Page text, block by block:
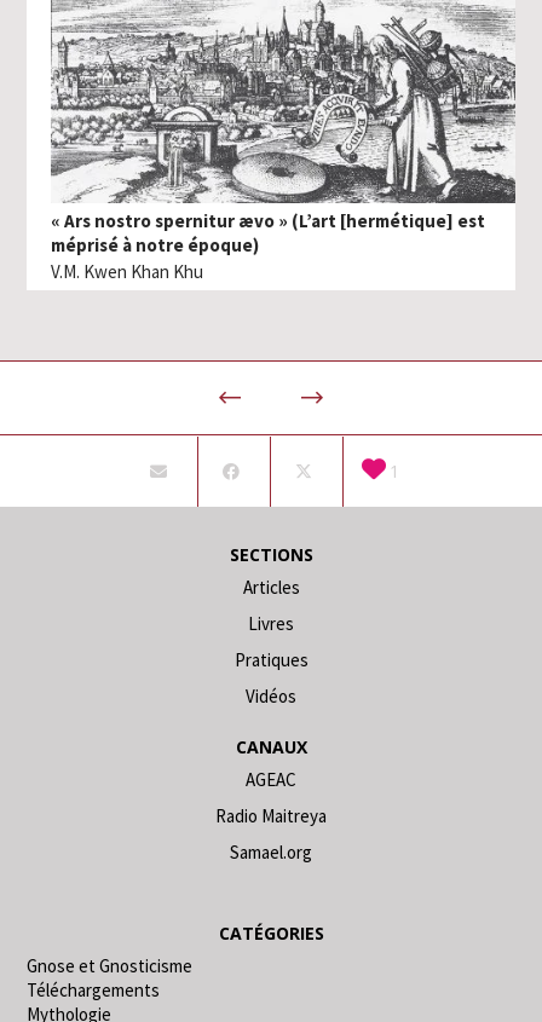
« Ars nostro spernitur ævo » (L’art [hermétique] est
méprisé à notre époque)
V.M. Kwen Khan Khu
1
SECTIONS
Articles
Livres
Pratiques
Vidéos
CANAUX
AGEAC
Radio Maitreya
Samael.org
CATÉGORIES
Gnose et Gnosticisme
Téléchargements
Mythologie